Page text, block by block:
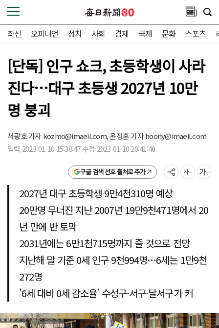
최신 오피니언 정치 사회 경제 국제 문화 스포츠
[단독] 인구 쇼크, 초등학생이 사라
진다…대구 초등생 2027년 10만
명 붕괴
서광호 기자kozmo@imaeil.com,윤정훈 기자hoony@imaeil.com
입력 2023-01-10 15:38:47 수정 2023-01-10 20:41:40
구글 검색 선호 출처로 추가
2027년 대구 초등학생 9만4천310명 예상
20만명 무너진 지난 2007년 19만9천471명에서 20
년 만에 반 토막
2031년에는 6만1천715명까지 줄 것으로 전망
지난해 말 기준 0세 인구 9천994명…6세는 1만9천
272명
'6세 대비 0세 감소율' 수성구·서구·달서구가 커